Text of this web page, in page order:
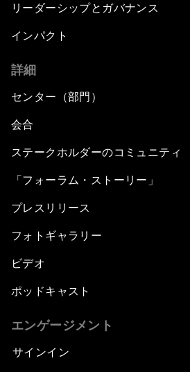
リーダーシップとガバナンス
インパクト
詳細
センター（部門）
会合
ステークホルダーのコミュニティ
「フォーラム・ストーリー」
プレスリリース
フォトギャラリー
ビデオ
ポッドキャスト
エンゲージメント
サインイン